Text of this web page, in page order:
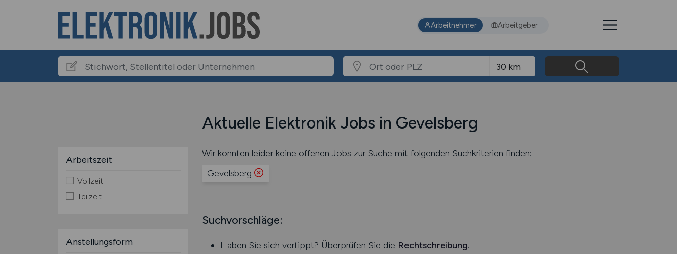
Arbeitnehmer Arbeitgeber
Aktuelle Elektronik Jobs in Gevelsberg
Arbeitszeit
Vollzeit
Teilzeit
Anstellungsform
Wir konnten leider keine offenen Jobs zur Suche mit folgenden Suchkriterien finden:
Gevelsberg
Suchvorschläge:
Haben Sie sich vertippt? Überprüfen Sie die Rechtschreibung.